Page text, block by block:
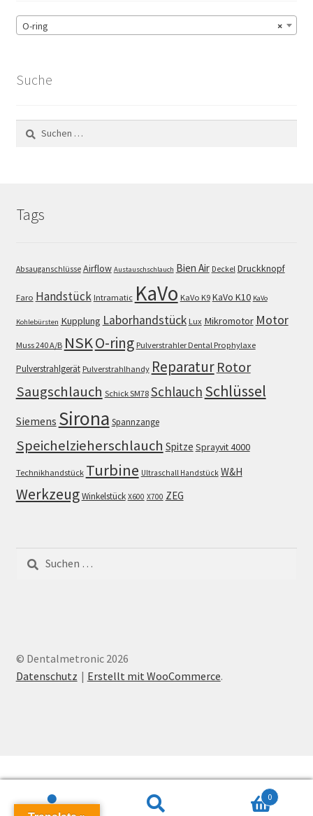
×
O-ring
Suche
Suchen
nach:
Tags
Absauganschlüsse Airflow Austauschschlauch Bien Air Deckel Druckknopf
Faro Handstück Intramatic KaVo KaVo K9 KaVo K10 KaVo
Kohlebürsten Kupplung Laborhandstück Lux Mikromotor Motor
Muss 240 A/B NSKO-ring Pulverstrahler Dental Prophylaxe
Pulverstrahlgerät Pulverstrahlhandy Reparatur Rotor
Saugschlauch Schick SM78 Schlauch Schlüssel
Siemens Sirona Spannzange
Speichelzieherschlauch Spitze Sprayvit 4000
Technikhandstück Turbine Ultraschall Handstück W&H
WerkzeugWinkelstück X600 X700 ZEG
Suchen
nach:
© Dentalmetronic 2026
Datenschutz
Erstellt mit WooCommerce.
Suchen
Suchen
0